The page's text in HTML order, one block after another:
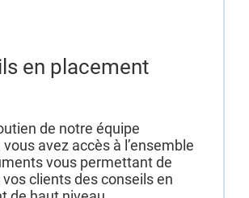
en placement
de notre équipe
vous avez accès à l’ensemble
vous permettant de
clients des conseils en